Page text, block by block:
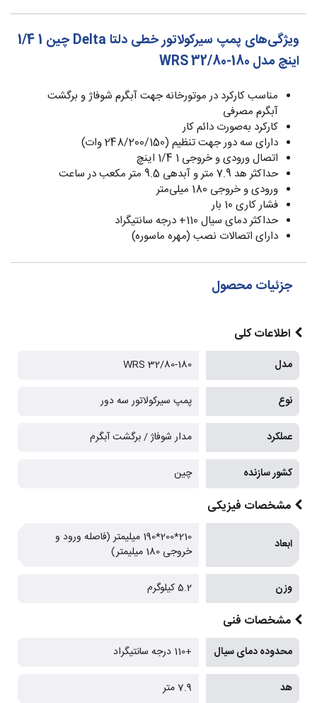
ویژگی‌های پمپ سیرکولاتور خطی دلتا Delta چین 1 1/4
اینچ مدل WRS 32/80-180
مناسب کارکرد در موتورخانه جهت آبگرم شوفاژ و برگشت
آبگرم مصرفی
کارکرد به‌صورت دائم کار
دارای سه دور جهت تنظیم (248/200/150 وات)
اتصال ورودی و خروجی 1 1/4 اینچ
حداکثر هد 7.9 متر و آبدهی 9.5 متر مکعب در ساعت
ورودی و خروجی 180 میلی‌متر
فشار کاری 10 بار
حداکثر دمای سیال 110+ درجه سانتیگراد
دارای اتصالات نصب (مهره ماسوره)
جزئیات محصول
اطلاعات کلی
مدل WRS 32/80-180
نوع پمپ سیرکولاتور سه دور
عملکرد مدار شوفاژ / برگشت آبگرم
کشور سازنده چین
مشخصات فیزیکی
ابعاد
210*200*190 میلیمتر (فاصله ورود و
خروجی 180 میلیمتر)
وزن 5.2 کیلوگرم
مشخصات فنی
محدوده دمای سیال +110 درجه سانتیگراد
هد 7.9 متر